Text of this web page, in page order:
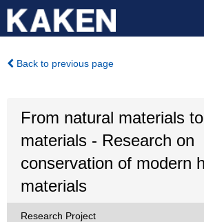
Back to previous page
From natural materials
materials - Research on
conservation of modern
materials
Research Project